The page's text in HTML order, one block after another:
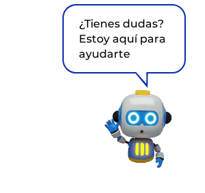
¿Tienes dudas?
Estoy aquí para
ayudarte